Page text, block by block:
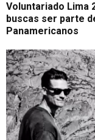
Voluntariado Lima
buscas ser parte
Panamericanos